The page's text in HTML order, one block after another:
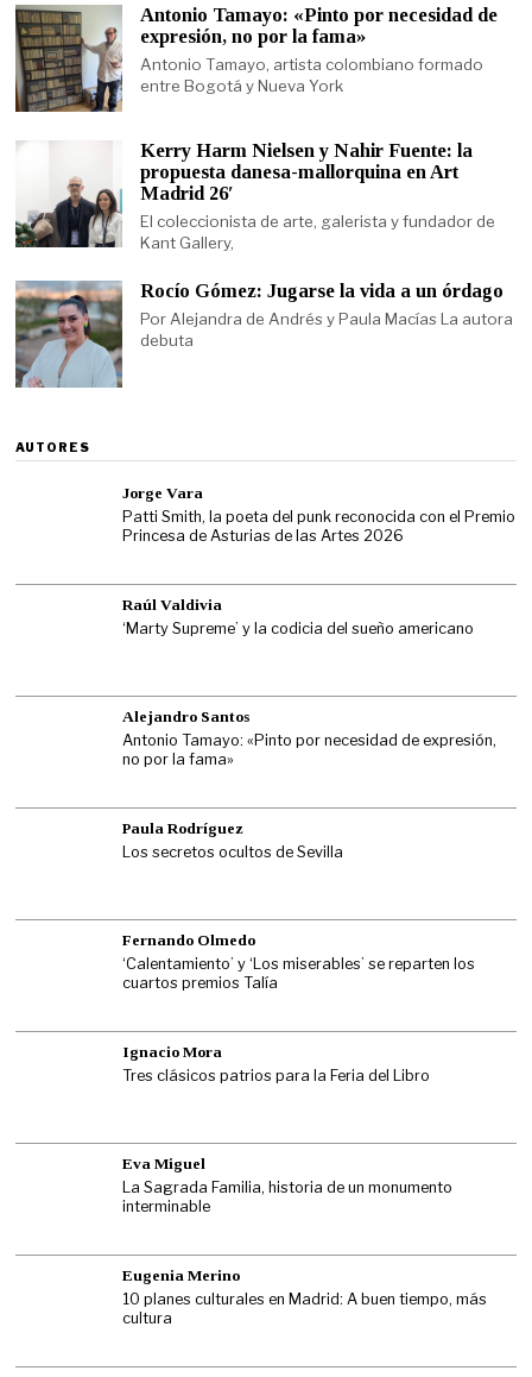
Antonio Tamayo: «Pinto por necesidad de
expresión, no por la fama»
Antonio Tamayo, artista colombiano formado
entre Bogotá y Nueva York
Kerry Harm Nielsen y Nahir Fuente: la
propuesta danesa-mallorquina en Art
Madrid 26′
El coleccionista de arte, galerista y fundador de
Kant Gallery,
Rocío Gómez: Jugarse la vida a un órdago
Por Alejandra de Andrés y Paula Macías La autora
debuta
AUTORES
Jorge Vara
Patti Smith, la poeta del punk reconocida con el Premio
Princesa de Asturias de las Artes 2026
Raúl Valdivia
‘Marty Supreme’ y la codicia del sueño americano
Alejandro Santos
Antonio Tamayo: «Pinto por necesidad de expresión,
no por la fama»
Paula Rodríguez
Los secretos ocultos de Sevilla
Fernando Olmedo
‘Calentamiento’ y ‘Los miserables’ se reparten los
cuartos premios Talía
Ignacio Mora
Tres clásicos patrios para la Feria del Libro
Eva Miguel
La Sagrada Familia, historia de un monumento
interminable
Eugenia Merino
10 planes culturales en Madrid: A buen tiempo, más
cultura